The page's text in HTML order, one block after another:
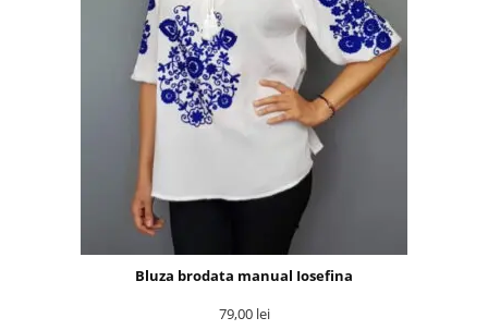
Bluza brodata manual Iosefina
79,00 lei